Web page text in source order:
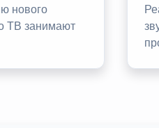
нового
ТВ занимают